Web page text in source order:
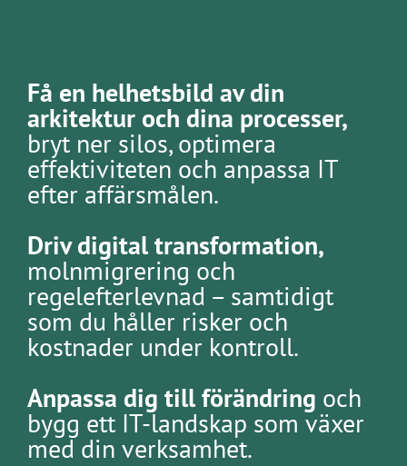
Få en helhetsbild av din
arkitektur och dina processer,
bryt ner silos, optimera
effektiviteten och anpassa IT
efter affärsmålen.
Driv digital transformation,
molnmigrering och
regelefterlevnad – samtidigt
som du håller risker och
kostnader under kontroll.
Anpassa dig till förändring och
bygg ett IT-landskap som växer
med din verksamhet.